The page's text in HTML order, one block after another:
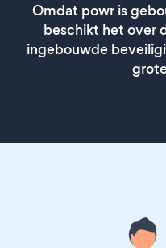
Omdat powr is
beschikt het over
ingebouwde